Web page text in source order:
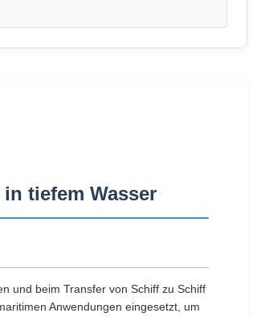
tiefem Wasser
und beim Transfer von Schiff zu Schiff
Anwendungen eingesetzt, um